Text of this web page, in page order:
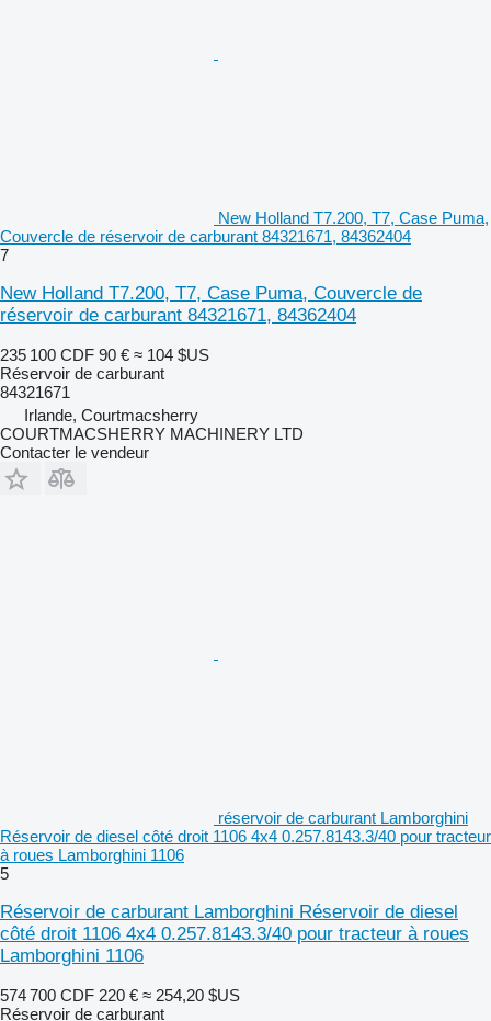
New Holland T7.200, T7, Case Puma,
Couvercle de réservoir de carburant 84321671, 84362404
7
New Holland T7.200, T7, Case Puma, Couvercle de
réservoir de carburant 84321671, 84362404
235 100 CDF 90 € ≈ 104 $US
Réservoir de carburant
84321671
Irlande, Courtmacsherry
COURTMACSHERRY MACHINERY LTD
Contacter le vendeur
réservoir de carburant Lamborghini
Réservoir de diesel côté droit 1106 4x4 0.257.8143.3/40 pour tracteur
à roues Lamborghini 1106
5
Réservoir de carburant Lamborghini Réservoir de diesel
côté droit 1106 4x4 0.257.8143.3/40 pour tracteur à roues
Lamborghini 1106
574 700 CDF 220 € ≈ 254,20 $US
Réservoir de carburant